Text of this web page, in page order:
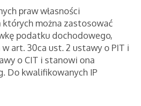
praw własności
można zastosować
podatku dochodowego,
w art. 30ca ust. 2 ustawy o PIT i
o CIT i stanowi ona
Do kwalifikowanych IP